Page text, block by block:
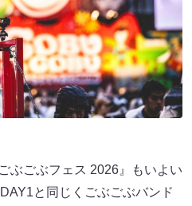
ぶごぶフェス 2026』もいよい
と同じくごぶごぶバンド